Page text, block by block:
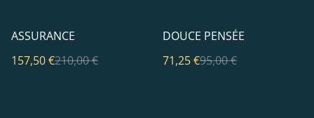
%
ASSURANCE
157,50 €210,00 €
%
DOUCE PENSÉE
71,25 €95,00 €